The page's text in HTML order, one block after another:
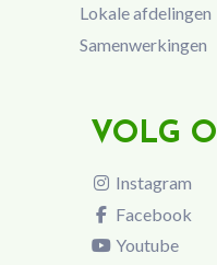
Lokale afdelingen
Samenwerkingen
VOLG
Instagram
Facebook
Youtube